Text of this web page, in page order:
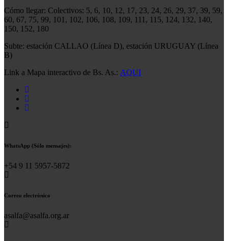
Cómo llegar: Colectivos: 5, 6, 10, 12, 17, 23, 24, 26, 29, 37, 39, 59,
60, 67, 75, 99, 101, 102, 106, 108, 109, 111, 115, 124, 132, 140,
150, 152, 180
Subte: estación CALLAO (Línea D), estación URUGUAY (Línea
B)
Link a Mapa interactivo de Bs. As.: AQUI
WhatsApp (Sólo mensajes):
+54 9 11 5957-5872
Correo electrónico
asalfa@asalfa.org.ar